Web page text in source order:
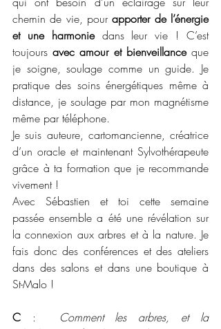
chemin de vie, pour apporter de l’énergie
et une harmonie dans leur vie ! C’est
toujours avec amour et bienveillance que
je soigne, soulage comme un guide. Je
pratique des soins énergétiques même à
distance, je soulage par mon magnétisme
même par téléphone.
Je suis auteure, cartomancienne, créatrice
d’un oracle et maintenant Sylvothérapeute
grâce à ta formation que je recommande
vivement !
Avec Sébastien et toi cette semaine
passée ensemble a été une révélation sur
la connexion aux arbres et à la nature. Je
fais donc des conférences et des ateliers
dans des salons et dans une boutique à
St-Malo !
C :
Comment les arbres, et la